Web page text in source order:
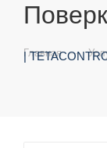
Главная —